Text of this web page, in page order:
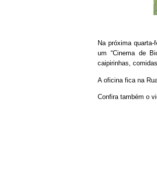
Na próxima
um “Cinema de
caipirinhas,
A oficina fica na
Confira também o